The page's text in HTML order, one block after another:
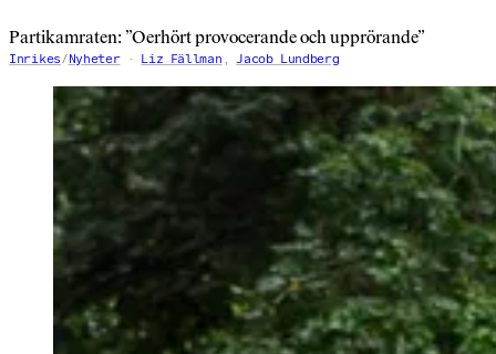
Partikamraten: ”Oerhört provocerande och upprörande”
Inrikes/Nyheter Liz Fällman ,Jacob Lundberg